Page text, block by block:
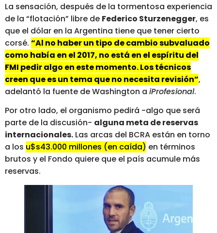
La sensación, después de la tormentosa experiencia
de la “flotación” libre de Federico Sturzenegger, es
que el dólar en la Argentina tiene que tener cierto
corsé. “Al no haber un tipo de cambio subvaluado
como había en el 2017, no está en el espíritu del
FMI pedir algo en este momento. Los técnicos
creen que es un tema que no necesita revisión”,
adelantó la fuente de Washington a iProfesional.
Por otro lado, el organismo pedirá -algo que será
parte de la discusión- alguna meta de reservas
internacionales. Las arcas del BCRA están en torno
a los u$s43.000 millones (en caída) en términos
brutos y el Fondo quiere que el país acumule más
reservas.